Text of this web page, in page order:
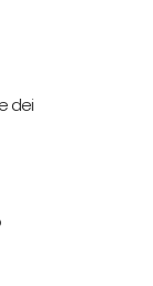
dei